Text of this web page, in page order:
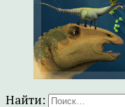
Найти: